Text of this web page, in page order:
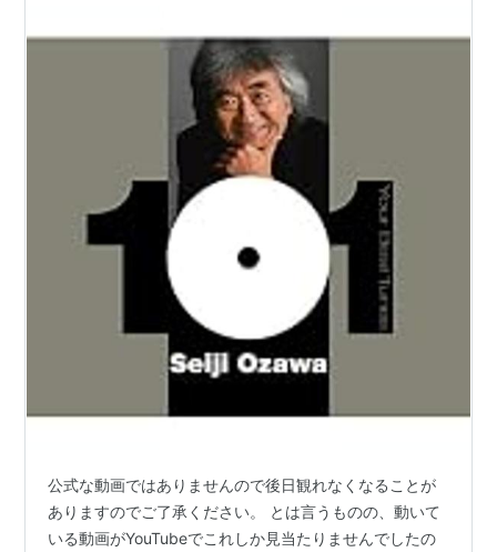
公式な動画ではありませんので後日観れなくなることが
ありますのでご了承ください。 とは言うものの、動いて
いる動画がYouTubeでこれしか見当たりませんでしたの